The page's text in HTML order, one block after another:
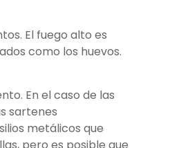
El fuego alto es
como los huevos.
En el caso de las
sartenes
metálicos que